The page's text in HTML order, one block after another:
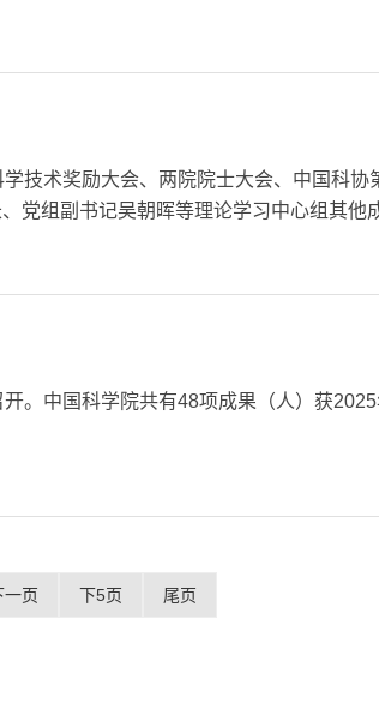
术奖励大会、两院院士大会、中国科协
组副书记吴朝晖等理论学习中心组其他
。中国科学院共有48项成果（人）获
一页 下5页 尾页